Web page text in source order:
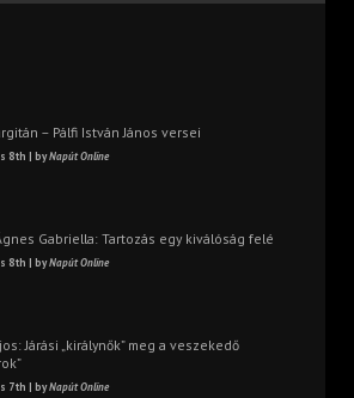
– Pálfi István János versei
8th | byNapút Online
Gabriella: Tartozás egy kiválóság felé
8th | byNapút Online
Járási „királynők” meg a veszekedő
7th | byNapút Online